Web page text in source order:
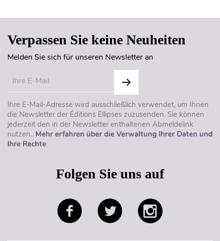
Verpassen Sie keine Neuheiten
Melden Sie sich für unseren Newsletter an
Ihre E-Mail-Adresse wird ausschließlich verwendet, um Ihnen
die Newsletter der Éditions Ellipses zuzusenden. Sie können
jederzeit den in der Newsletter enthaltenen Abmeldelink
nutzen.. Mehr erfahren über die Verwaltung Ihrer Daten und
Ihre Rechte
Folgen Sie uns auf